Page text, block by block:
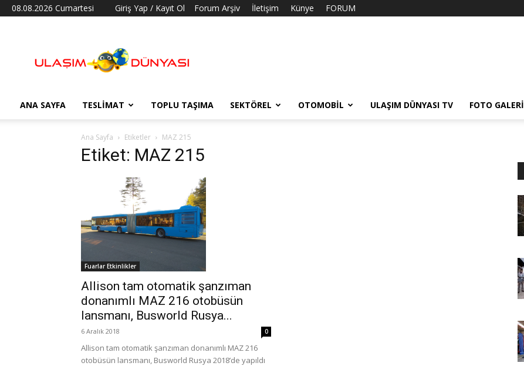
08.08.2026 Cumartesi Giriş Yap / Kayıt Ol Forum Arşiv İletişim Künye FORUM
Dünyası
ANA SAYFA TESLIMAT TOPLU TAŞIMA SEKTÖREL OTOMOBIL ULAŞIM DÜNYASI TV FOTO GALERI
Ana Sayfa Etiketler MAZ 215
Etiket: MAZ 215
Fuarlar Etkinlikler
Allison tam otomatik şanzıman
donanımlı MAZ 216 otobüsün
lansmanı, Busworld Rusya...
6 Aralık 2018 0
Allison tam otomatik şanzıman donanımlı MAZ 216
otobüsün lansmanı, Busworld Rusya 2018’de yapıldı